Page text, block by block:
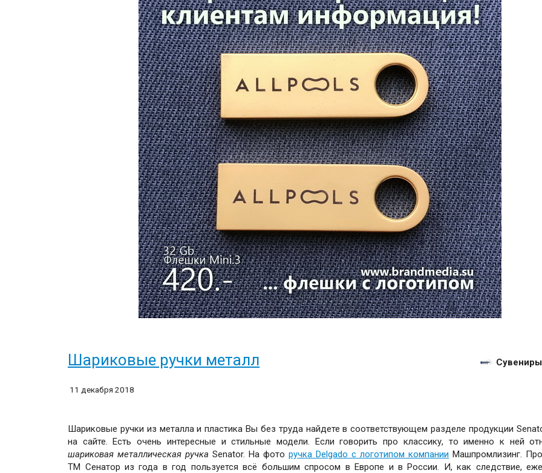
Шариковые ручки металл
11 декабря 2018
Шариковые ручки из металла и пластика Вы без труда найдете в соответствующем разделе продукции
на сайте. Есть очень интересные и стильные модели. Если говорить про классику, то именно к ней
шариковая металлическая ручка Senator. На фоторучка Delgado с логотипом компании Машпромлизинг.
ТМ Сенатор из года в год пользуется всё большим спросом в Европе и в России. И, как следствие,